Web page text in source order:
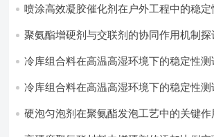
喷涂高效凝胶催化剂在户外工程中的稳
聚氨酯增硬剂与交联剂的协同作用机制探
冷库组合料在高温高湿环境下的稳定性测
冷库组合料在高温高湿环境下的稳定性测
硬泡匀泡剂在聚氨酯发泡工艺中的关键